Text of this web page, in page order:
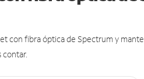
con fibra óptica de Spectrum y
contar.